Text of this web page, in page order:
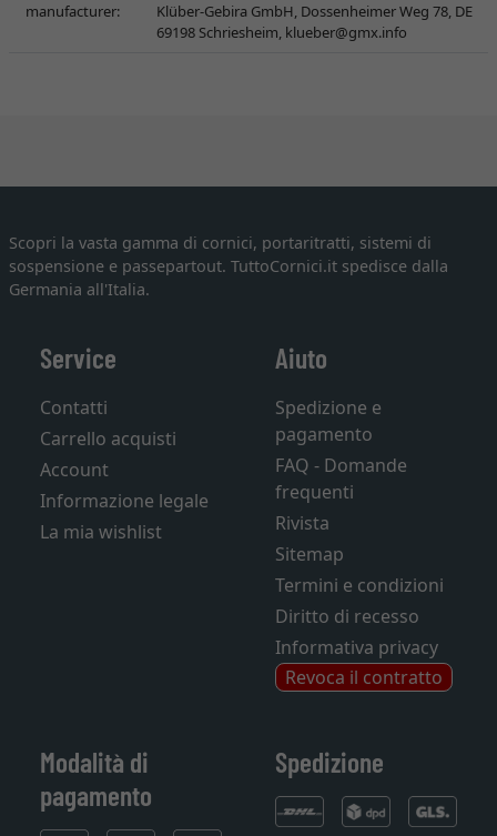
manufacturer:
Klüber-Gebira GmbH, Dossenheimer Weg 78, DE
69198 Schriesheim, klueber@gmx.info
Scopri la vasta gamma di cornici, portaritratti, sistemi di
sospensione e passepartout. TuttoCornici.it spedisce dalla
Germania all'Italia.
Service
Contatti
Carrello acquisti
Account
Informazione legale
La mia wishlist
Aiuto
Spedizione e
pagamento
FAQ - Domande
frequenti
Rivista
Sitemap
Termini e condizioni
Diritto di recesso
Informativa privacy
Revoca il contratto
Modalità di
pagamento
Spedizione